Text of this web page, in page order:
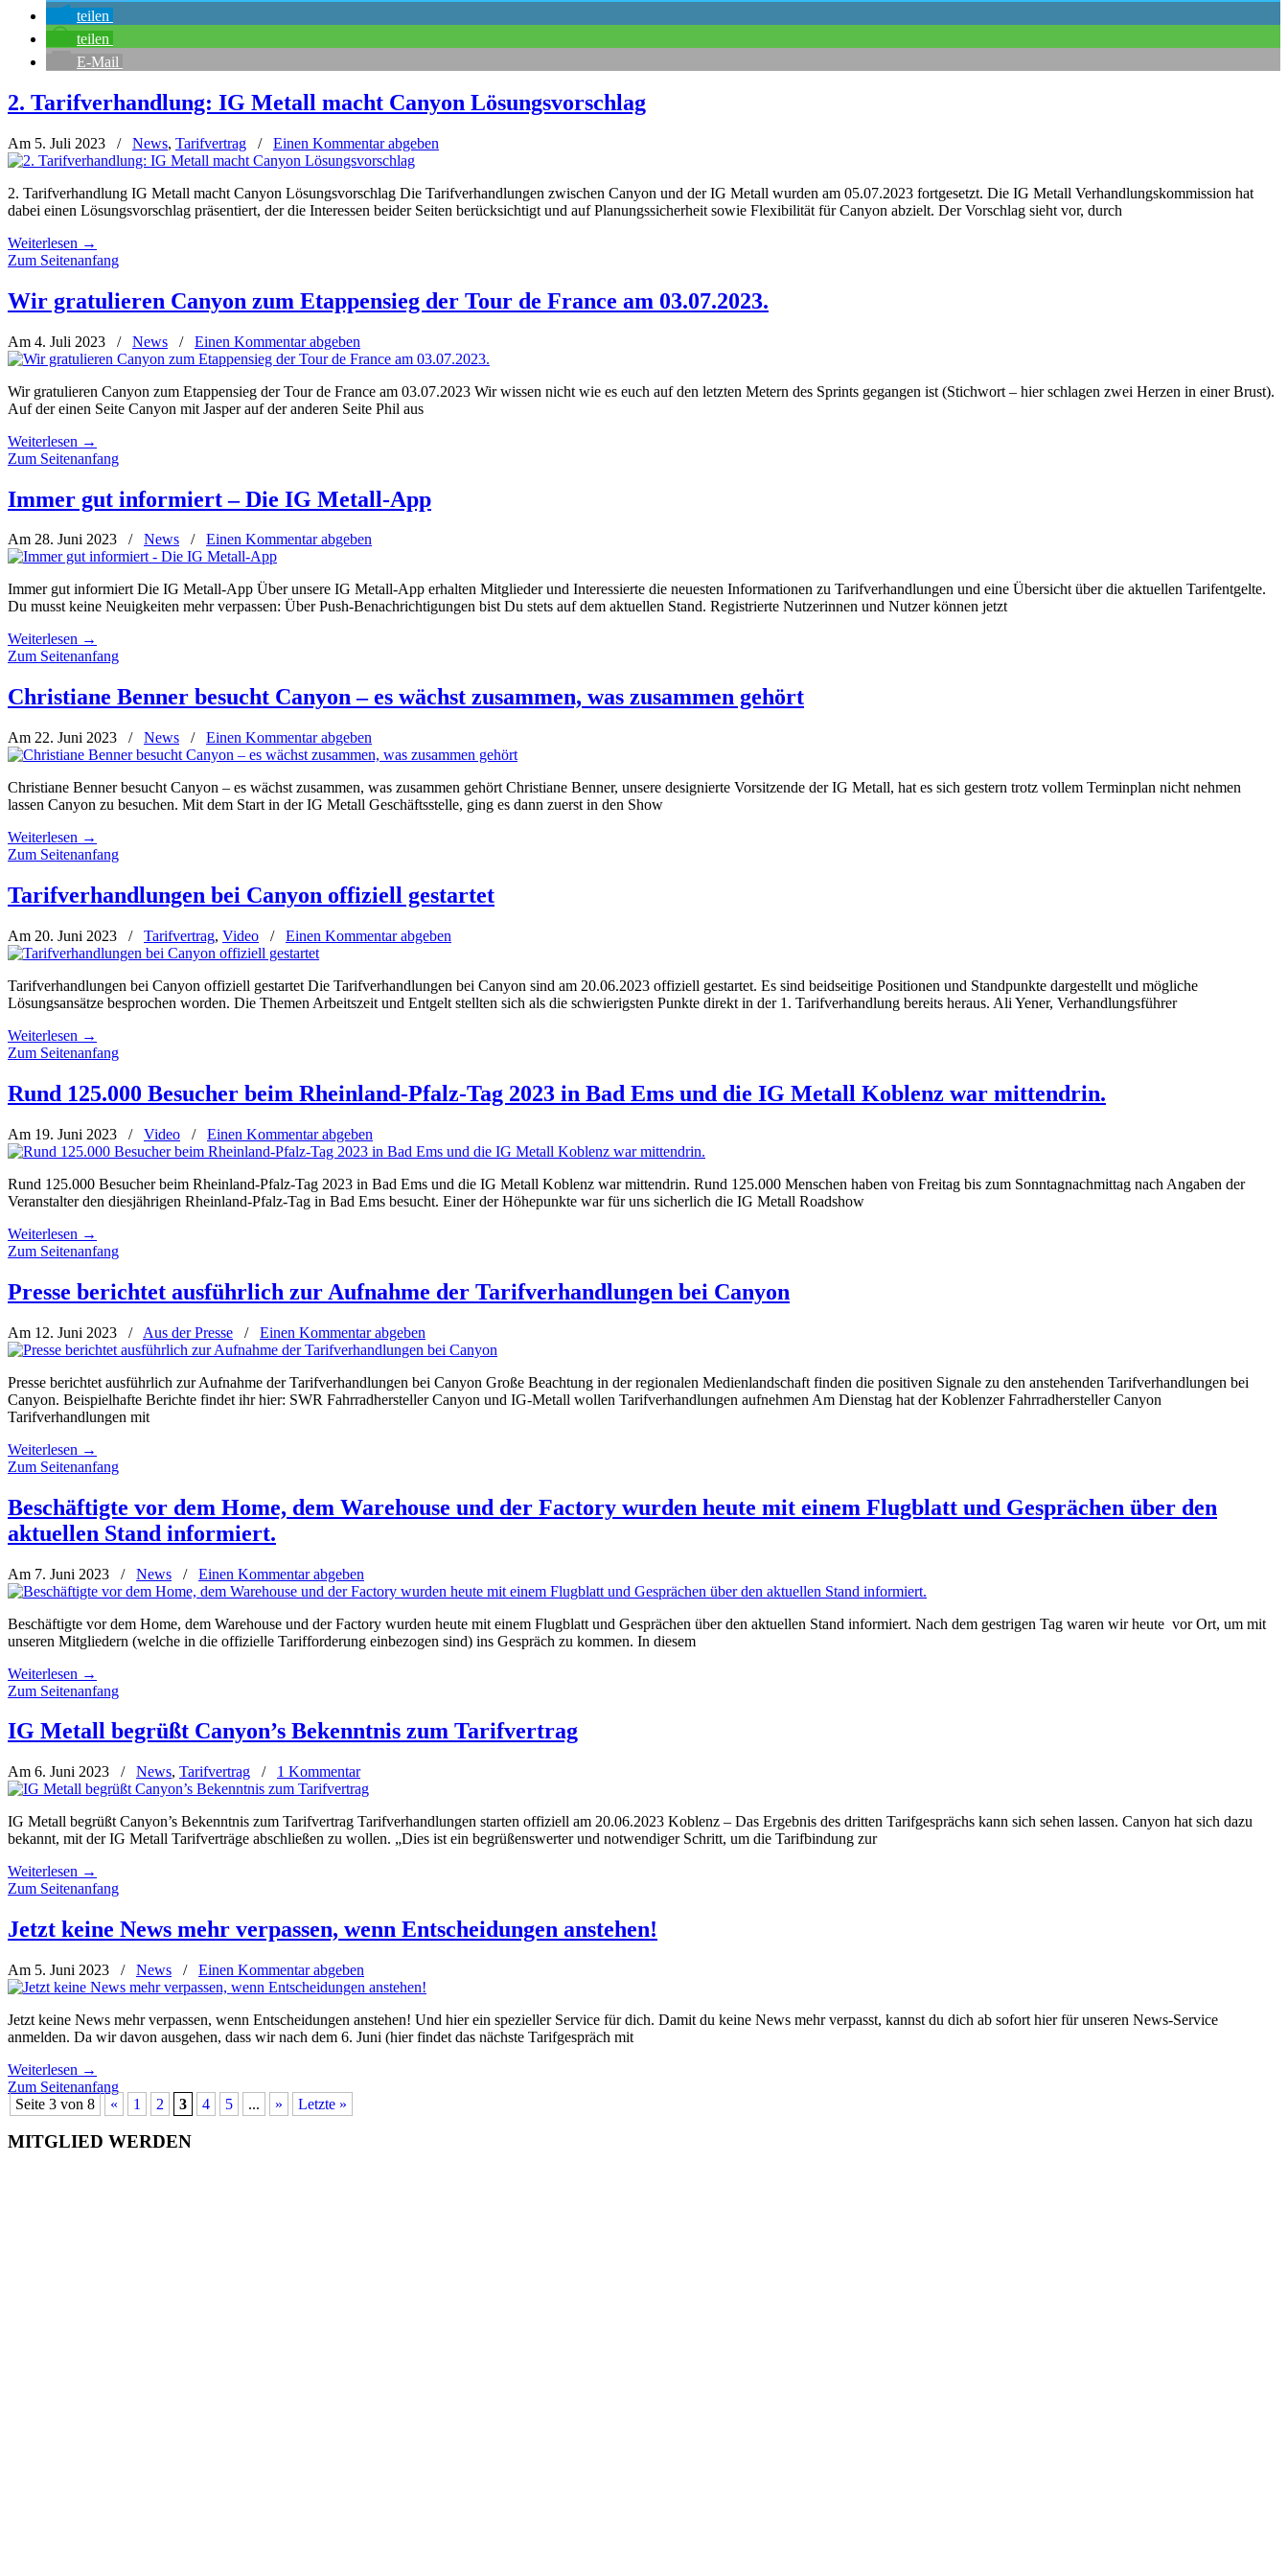
teilen
teilen
E-Mail
2. Tarifverhandlung: IG Metall macht Canyon Lösungsvorschlag
Am 5. Juli 2023 / News, Tarifvertrag / Einen Kommentar abgeben
2. Tarifverhandlung IG Metall macht Canyon Lösungsvorschlag Die Tarifverhandlungen zwischen Canyon und der IG Metall wurden am 05.07.2023 fortgesetzt. Die IG Metall Verhandlungskommission hat
dabei einen Lösungsvorschlag präsentiert, der die Interessen beider Seiten berücksichtigt und auf Planungssicherheit sowie Flexibilität für Canyon abzielt. Der Vorschlag sieht vor, durch
Weiterlesen →
Zum Seitenanfang
Wir gratulieren Canyon zum Etappensieg der Tour de France am 03.07.2023.
Am 4. Juli 2023 / News / Einen Kommentar abgeben
Wir gratulieren Canyon zum Etappensieg der Tour de France am 03.07.2023 Wir wissen nicht wie es euch auf den letzten Metern des Sprints gegangen ist (Stichwort – hier schlagen zwei Herzen in einer Brust).
Auf der einen Seite Canyon mit Jasper auf der anderen Seite Phil aus
Weiterlesen →
Zum Seitenanfang
Immer gut informiert – Die IG Metall-App
Am 28. Juni 2023 / News / Einen Kommentar abgeben
Immer gut informiert Die IG Metall-App Über unsere IG Metall-App erhalten Mitglieder und Interessierte die neuesten Informationen zu Tarifverhandlungen und eine Übersicht über die aktuellen Tarifentgelte.
Du musst keine Neuigkeiten mehr verpassen: Über Push-Benachrichtigungen bist Du stets auf dem aktuellen Stand. Registrierte Nutzerinnen und Nutzer können jetzt
Weiterlesen →
Zum Seitenanfang
Christiane Benner besucht Canyon – es wächst zusammen, was zusammen gehört
Am 22. Juni 2023 / News / Einen Kommentar abgeben
Christiane Benner besucht Canyon – es wächst zusammen, was zusammen gehört Christiane Benner, unsere designierte Vorsitzende der IG Metall, hat es sich gestern trotz vollem Terminplan nicht nehmen
lassen Canyon zu besuchen. Mit dem Start in der IG Metall Geschäftsstelle, ging es dann zuerst in den Show
Weiterlesen →
Zum Seitenanfang
Tarifverhandlungen bei Canyon offiziell gestartet
Am 20. Juni 2023 / Tarifvertrag, Video / Einen Kommentar abgeben
Tarifverhandlungen bei Canyon offiziell gestartet Die Tarifverhandlungen bei Canyon sind am 20.06.2023 offiziell gestartet. Es sind beidseitige Positionen und Standpunkte dargestellt und mögliche
Lösungsansätze besprochen worden. Die Themen Arbeitszeit und Entgelt stellten sich als die schwierigsten Punkte direkt in der 1. Tarifverhandlung bereits heraus. Ali Yener, Verhandlungsführer
Weiterlesen →
Zum Seitenanfang
Rund 125.000 Besucher beim Rheinland-Pfalz-Tag 2023 in Bad Ems und die IG Metall Koblenz war mittendrin.
Am 19. Juni 2023 / Video / Einen Kommentar abgeben
Rund 125.000 Besucher beim Rheinland-Pfalz-Tag 2023 in Bad Ems und die IG Metall Koblenz war mittendrin. Rund 125.000 Menschen haben von Freitag bis zum Sonntagnachmittag nach Angaben der
Veranstalter den diesjährigen Rheinland-Pfalz-Tag in Bad Ems besucht. Einer der Höhepunkte war für uns sicherlich die IG Metall Roadshow
Weiterlesen →
Zum Seitenanfang
Presse berichtet ausführlich zur Aufnahme der Tarifverhandlungen bei Canyon
Am 12. Juni 2023 / Aus der Presse / Einen Kommentar abgeben
Presse berichtet ausführlich zur Aufnahme der Tarifverhandlungen bei Canyon Große Beachtung in der regionalen Medienlandschaft finden die positiven Signale zu den anstehenden Tarifverhandlungen bei
Canyon. Beispielhafte Berichte findet ihr hier: SWR Fahrradhersteller Canyon und IG-Metall wollen Tarifverhandlungen aufnehmen Am Dienstag hat der Koblenzer Fahrradhersteller Canyon
Tarifverhandlungen mit
Weiterlesen →
Zum Seitenanfang
Beschäftigte vor dem Home, dem Warehouse und der Factory wurden heute mit einem Flugblatt und Gesprächen über den
aktuellen Stand informiert.
Am 7. Juni 2023 / News / Einen Kommentar abgeben
Beschäftigte vor dem Home, dem Warehouse und der Factory wurden heute mit einem Flugblatt und Gesprächen über den aktuellen Stand informiert. Nach dem gestrigen Tag waren wir heute vor Ort, um mit
unseren Mitgliedern (welche in die offizielle Tarifforderung einbezogen sind) ins Gespräch zu kommen. In diesem
Weiterlesen →
Zum Seitenanfang
IG Metall begrüßt Canyon’s Bekenntnis zum Tarifvertrag
Am 6. Juni 2023 / News, Tarifvertrag / 1 Kommentar
IG Metall begrüßt Canyon’s Bekenntnis zum Tarifvertrag Tarifverhandlungen starten offiziell am 20.06.2023 Koblenz – Das Ergebnis des dritten Tarifgesprächs kann sich sehen lassen. Canyon hat sich dazu
bekannt, mit der IG Metall Tarifverträge abschließen zu wollen. „Dies ist ein begrüßenswerter und notwendiger Schritt, um die Tarifbindung zur
Weiterlesen →
Zum Seitenanfang
Jetzt keine News mehr verpassen, wenn Entscheidungen anstehen!
Am 5. Juni 2023 / News / Einen Kommentar abgeben
Jetzt keine News mehr verpassen, wenn Entscheidungen anstehen! Und hier ein spezieller Service für dich. Damit du keine News mehr verpasst, kannst du dich ab sofort hier für unseren News-Service
anmelden. Da wir davon ausgehen, dass wir nach dem 6. Juni (hier findet das nächste Tarifgespräch mit
Weiterlesen →
Zum Seitenanfang
Seite 3 von 8
« 1 2 3 4 5 ... » Letzte »
MITGLIED WERDEN